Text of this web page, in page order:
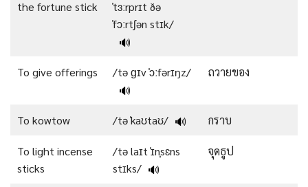
the fortune stick
ˈtɜːrprɪt ðə
ˈfɔːrtʃən stɪk/
🔊
To give offerings
/tə ɡɪv ˈɔːfərɪŋz/
🔊
ถวายของ
To kowtow /tə ˈkaʊtaʊ/ 🔊 กราบ
To light incense
sticks
/tə laɪt ˈɪnˌsɛns
stɪks/ 🔊
จุดธูป